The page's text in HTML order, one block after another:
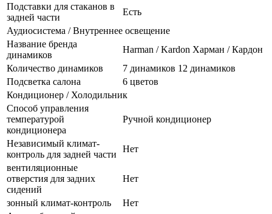
Подставки для стаканов в
задней части
Есть
Аудиосистема / Внутреннее освещение
Название бренда
динамиков
Harman / Kardon Харман / Кардон
Количество динамиков
7 динамиков 12 динамиков
Подсветка салона
6 цветов
Кондиционер / Холодильник
Способ управления
температурой
кондиционера
Ручной кондиционер
Независимый климат-
контроль для задней части
Нет
вентиляционные
отверстия для задних
сидений
Нет
зонный климат-контроль
Нет